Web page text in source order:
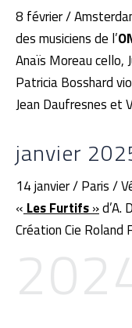
8 février /
des musiciens de l’
Anaïs Moreau cello,
Patricia Bosshard
Jean Daufresnes et
janvier
14 janvier / Paris /
« Les Furtifs»d’A.
Création Cie Roland